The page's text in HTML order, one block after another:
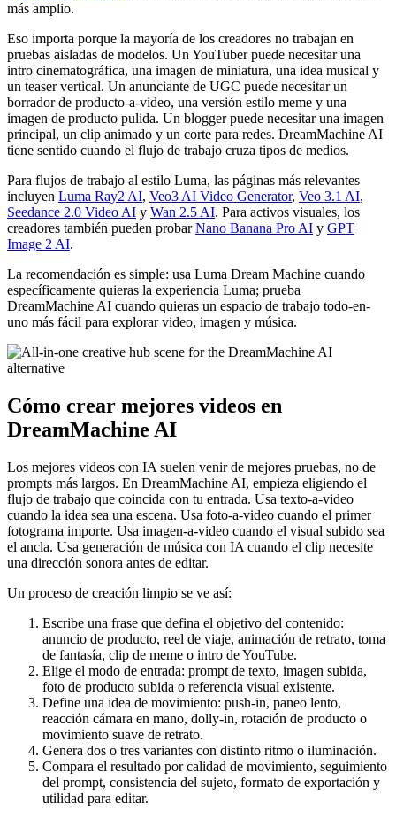
más amplio.
Eso importa porque la mayoría de los creadores no trabajan en
pruebas aisladas de modelos. Un YouTuber puede necesitar una
intro cinematográfica, una imagen de miniatura, una idea musical y
un teaser vertical. Un anunciante de UGC puede necesitar un
borrador de producto-a-video, una versión estilo meme y una
imagen de producto pulida. Un blogger puede necesitar una imagen
principal, un clip animado y un corte para redes. DreamMachine AI
tiene sentido cuando el flujo de trabajo cruza tipos de medios.
Para flujos de trabajo al estilo Luma, las páginas más relevantes
incluyen Luma Ray2 AI, Veo3 AI Video Generator, Veo 3.1 AI,
Seedance 2.0 Video AI y Wan 2.5 AI. Para activos visuales, los
creadores también pueden probarNano Banana Pro AI y GPT
Image 2 AI.
La recomendación es simple: usa Luma Dream Machine cuando
específicamente quieras la experiencia Luma; prueba
DreamMachine AI cuando quieras un espacio de trabajo todo-en-
uno más fácil para explorar video, imagen y música.
Cómo crear mejores videos en
DreamMachine AI
Los mejores videos con IA suelen venir de mejores pruebas, no de
prompts más largos. En DreamMachine AI, empieza eligiendo el
flujo de trabajo que coincida con tu entrada. Usa texto-a-video
cuando la idea sea una escena. Usa foto-a-video cuando el primer
fotograma importe. Usa imagen-a-video cuando el visual subido sea
el ancla. Usa generación de música con IA cuando el clip necesite
una dirección sonora antes de editar.
Un proceso de creación limpio se ve así:
Escribe una frase que defina el objetivo del contenido:
anuncio de producto, reel de viaje, animación de retrato, toma
de fantasía, clip de meme o intro de YouTube.
Elige el modo de entrada: prompt de texto, imagen subida,
foto de producto subida o referencia visual existente.
Define una idea de movimiento: push-in, paneo lento,
reacción cámara en mano, dolly-in, rotación de producto o
movimiento suave de retrato.
Genera dos o tres variantes con distinto ritmo o iluminación.
Compara el resultado por calidad de movimiento, seguimiento
del prompt, consistencia del sujeto, formato de exportación y
utilidad para editar.